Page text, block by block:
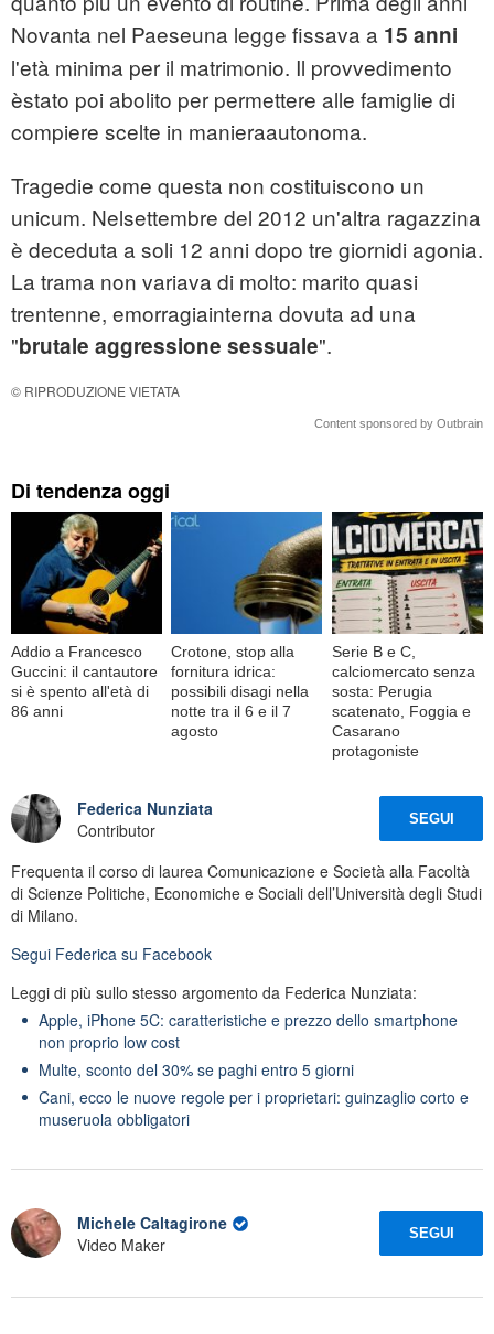
Novanta nel Paeseuna legge fissava a 15 anni
l'età minima per il matrimonio. Il provvedimento
èstato poi abolito per permettere alle famiglie di
compiere scelte in manieraautonoma.
Tragedie come questa non costituiscono un
unicum. Nelsettembre del 2012 un'altra ragazzina
è deceduta a soli 12 anni dopo tre giornidi agonia.
La trama non variava di molto: marito quasi
trentenne, emorragiainterna dovuta ad una
"brutale aggressione sessuale".
© RIPRODUZIONE VIETATA
Content sponsored by Outbrain
Di tendenza oggi
Addio a Francesco
Guccini: il cantautore
si è spento all'età di
86 anni
Crotone, stop alla
fornitura idrica:
possibili disagi nella
notte tra il 6 e il 7
agosto
Serie B e C,
calciomercato senza
sosta: Perugia
scatenato, Foggia e
Casarano
protagoniste
Federica Nunziata
Contributor
SEGUI
Frequenta il corso di laurea Comunicazione e Società alla Facoltà
di Scienze Politiche, Economiche e Sociali dell’Università degli Studi
di Milano.
Segui Federica su Facebook
Leggi di più sullo stesso argomento da Federica Nunziata:
Apple, iPhone 5C: caratteristiche e prezzo dello smartphone
non proprio low cost
Multe, sconto del 30% se paghi entro 5 giorni
Cani, ecco le nuove regole per i proprietari: guinzaglio corto e
museruola obbligatori
Michele Caltagirone
Video Maker
SEGUI